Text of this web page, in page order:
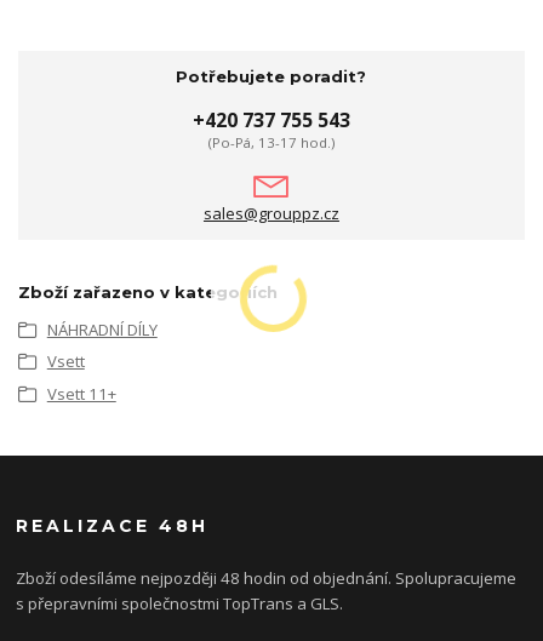
Potřebujete poradit?
+420 737 755 543
(Po-Pá, 13-17 hod.)
sales@grouppz.cz
Zboží zařazeno v kategoriích
NÁHRADNÍ DÍLY
Vsett
Vsett 11+
REALIZACE 48H
Zboží odesíláme nejpozději 48 hodin od objednání. Spolupracujeme
s přepravními společnostmi TopTrans a GLS.